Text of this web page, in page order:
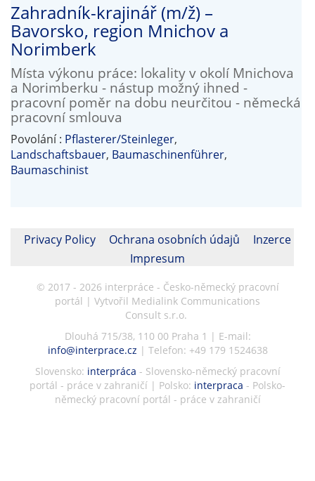
Zahradník-krajinář (m/ž) –
Bavorsko, region Mnichov a
Norimberk
Místa výkonu práce: lokality v okolí Mnichova
a Norimberku - nástup možný ihned -
pracovní poměr na dobu neurčitou - německá
pracovní smlouva
Povolání : Pflasterer/Steinleger,
Landschaftsbauer, Baumaschinenführer,
Baumaschinist
Privacy Policy Ochrana osobních údajů
Inzerce
Impresum
© 2017 - 2026 interpráce - Česko-německý pracovní
portál | Vytvořil Medialink Communications
Consult s.r.o.
Dlouhá 715/38, 110 00 Praha 1 | E-mail:
info@interprace.cz | Telefon: +49 179 1524638
Slovensko: interpráca - Slovensko-německý pracovní
portál - práce v zahraničí | Polsko: interpraca - Polsko-
německý pracovní portál - práce v zahraničí